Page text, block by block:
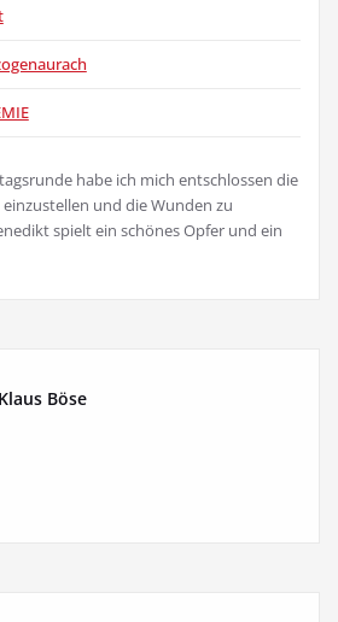
habe ich mich entschlossen die
und die Wunden zu
spielt ein schönes Opfer und ein
Klaus Böse